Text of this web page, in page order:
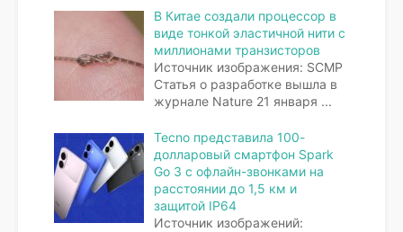
В Китае создали процессор в
виде тонкой эластичной нити с
миллионами транзисторов
Источник изображения: SCMP
Статья о разработке вышла в
журнале Nature 21 января ...
Tecno представила 100-
долларовый смартфон Spark
Go 3 с офлайн-звонками на
расстоянии до 1,5 км и
защитой IP64
Источник изображений: